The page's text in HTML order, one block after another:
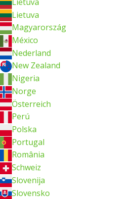
Lietuva
Magyarország
México
Nederland
New Zealand
Nigeria
Norge
Österreich
Perú
Polska
Portugal
România
Schweiz
Slovenija
Slovensko